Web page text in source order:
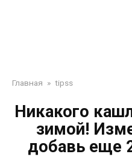
Главная » tipss
Никакого
зимой!
добавь еще